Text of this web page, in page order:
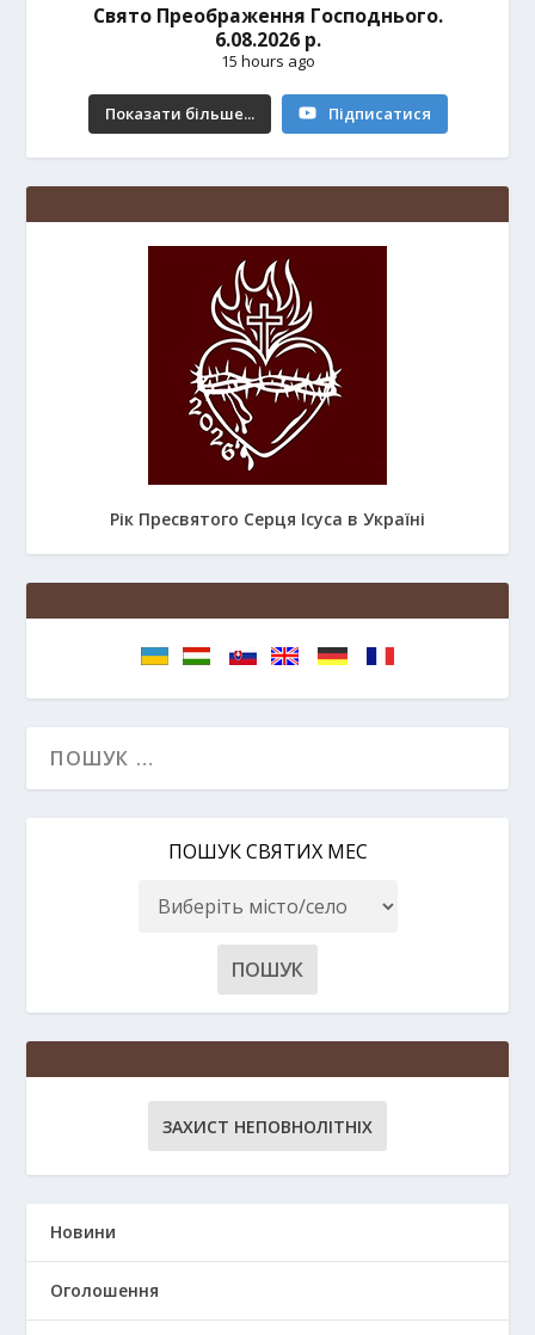
Свято Преображення Господнього.
6.08.2026 р.
15 hours ago
Показати більше... Підписатися
Рік Пресвятого Серця Ісуса в Україні
ПОШУК СВЯТИХ МЕС
ЗАХИСТ НЕПОВНОЛІТНІХ
Новини
Оголошення